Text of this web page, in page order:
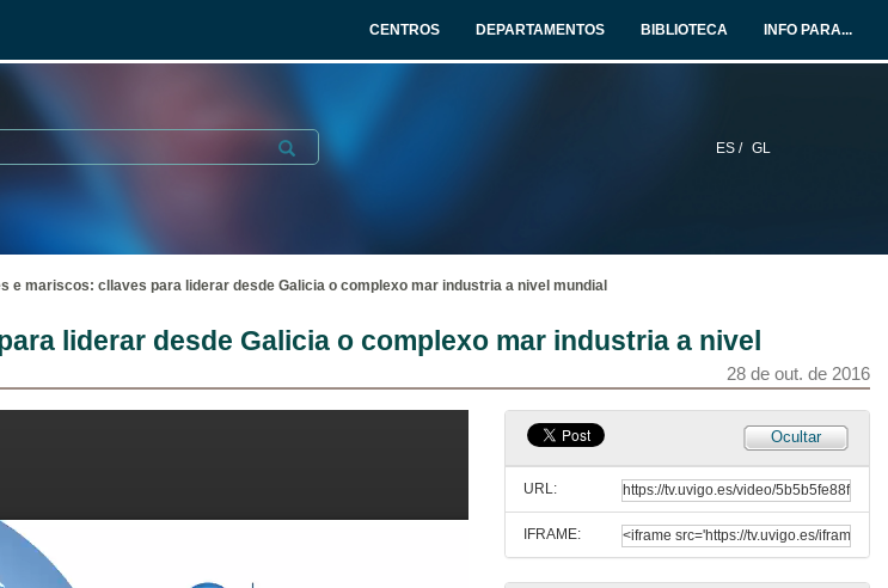
CENTROS DEPARTAMENTOS BIBLIOTECA INFO PARA...
ES / GL
Submit
e mariscos: cllaves para liderar desde Galicia o complexo mar industria a nivel mundial
liderar desde Galicia o complexo mar industria a nivel
28 de out. de 2016
Ocultar
URL:
IFRAME: I Workshop Presentación Life Seacan
Apertura
28 de out. de 2016